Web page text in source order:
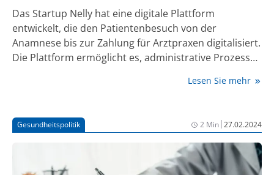
Das Startup Nelly hat eine digitale Plattform
entwickelt, die den Patientenbesuch von der
Anamnese bis zur Zahlung für Arztpraxen digitalisiert.
Die Plattform ermöglicht es, administrative Prozesse
Rechnungen digital erstellt und verschickt werden
Lesen Sie mehr
Gesundheitspolitik 2 Min|27.02.2024